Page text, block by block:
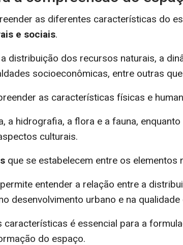
as diferentes características do
e sociais.
distribuição dos recursos naturais, a
socioeconômicas, entre outras
as características físicas e
hidrografia, a flora e a fauna,
culturais.
que se estabelecem entre os elementos
entender a relação entre a
desenvolvimento urbano e na
é essencial para a
do espaço.